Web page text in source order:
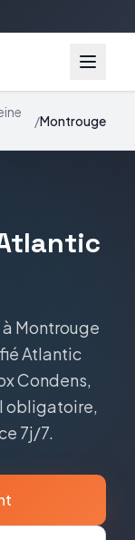
/Montrouge
à Montrouge
Atlantic
Condens,
obligatoire,
7j/7.